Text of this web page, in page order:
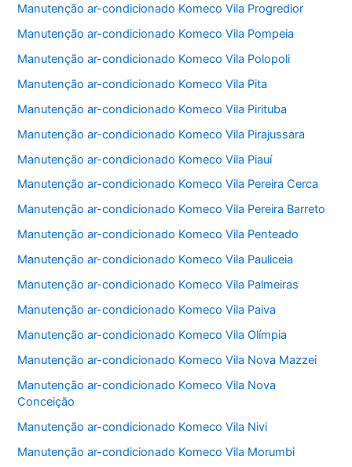
Manutenção ar-condicionado Komeco Vila Progredior
Manutenção ar-condicionado Komeco Vila Pompeia
Manutenção ar-condicionado Komeco Vila Polopoli
Manutenção ar-condicionado Komeco Vila Pita
Manutenção ar-condicionado Komeco Vila Pirituba
Manutenção ar-condicionado Komeco Vila Pirajussara
Manutenção ar-condicionado Komeco Vila Piauí
Manutenção ar-condicionado Komeco Vila Pereira Cerca
Manutenção ar-condicionado Komeco Vila Pereira Barreto
Manutenção ar-condicionado Komeco Vila Penteado
Manutenção ar-condicionado Komeco Vila Pauliceia
Manutenção ar-condicionado Komeco Vila Palmeiras
Manutenção ar-condicionado Komeco Vila Paiva
Manutenção ar-condicionado Komeco Vila Olímpia
Manutenção ar-condicionado Komeco Vila Nova Mazzei
Manutenção ar-condicionado Komeco Vila Nova
Conceição
Manutenção ar-condicionado Komeco Vila Nivi
Manutenção ar-condicionado Komeco Vila Morumbi